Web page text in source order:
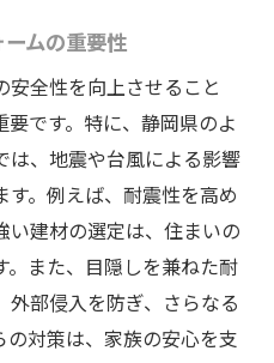
ムの重要性
安全性を向上させること
です。特に、静岡県のよ
は、地震や台風による影響
す。例えば、耐震性を高め
い建材の選定は、住まいの
。また、目隠しを兼ねた耐
部侵入を防ぎ、さらなる
の対策は、家族の安心を支